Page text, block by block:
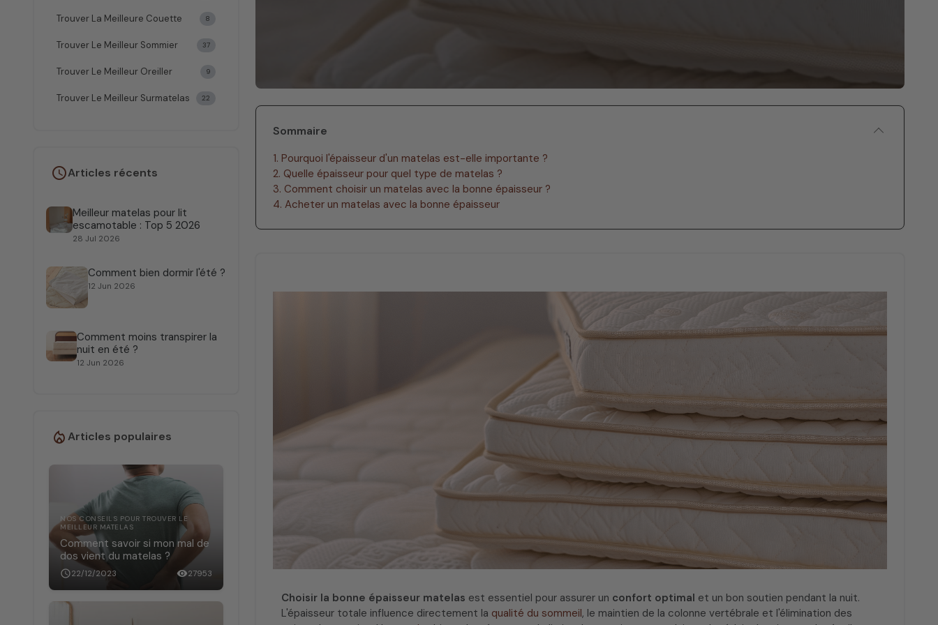
Trouver La Meilleure Couette 8
Trouver Le Meilleur Sommier 37
Trouver Le Meilleur Oreiller 9
Trouver Le Meilleur Surmatelas 22
scheduleArticles récents
Meilleur matelas pour lit
escamotable : Top 5 2026
28 Jul 2026
Comment bien dormir l'été ?
12 Jun 2026
Comment moins transpirer la
nuit en été ?
12 Jun 2026
Articles populaires
NOS CONSEILS POUR TROUVER LE
MEILLEUR MATELAS
Comment savoir si mon mal de
dos vient du matelas ?
schedule22/12/2023 visibility27953
Sommaire
1. Pourquoi l'épaisseur d'un matelas est-elle importante ?
2. Quelle épaisseur pour quel type de matelas ?
3. Comment choisir un matelas avec la bonne épaisseur ?
4. Acheter un matelas avec la bonne épaisseur
Choisir la bonne épaisseur matelas est essentiel pour assurer un confort optimal et un bon soutien pendant la nuit.
L'épaisseur totale influence directement la qualité du sommeil, le maintien de la colonne vertébrale et l'élimination des